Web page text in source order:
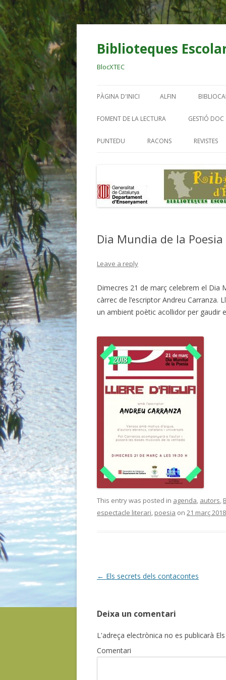
Biblioteques
BlocXTEC
PÀGINA D'INICI ALFIN
BIBLIO OCELLS
EINES DIGITALS BE
AL
BIBLIO.
BIBLIO.
BIBLIO.
BIBLIO.
BIBLIO.
FOMENT DE LA LECTURA GESTIÓ DOC
PUNTEDU RACONS REVISTES
Dia Mundia de la
Leave a reply
Dimecres 21 de març celebrem el Dia
càrrec de l’escriptor Andreu Carranza.
un ambient poètic acollidor per gaudir
This entry was posted in agenda, autors,
espectacle literari, poesia on 21 març 2018
Post
← Els secrets dels contacontes
Deixa un comentari
L'adreça electrònica no es publicarà
Comentari